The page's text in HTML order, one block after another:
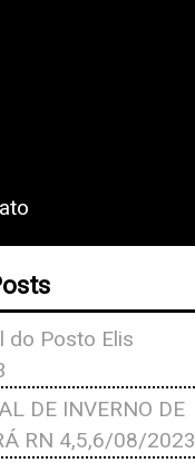
do Posto Elis
DE INVERNO DE
RN 4,5,6/08/2023